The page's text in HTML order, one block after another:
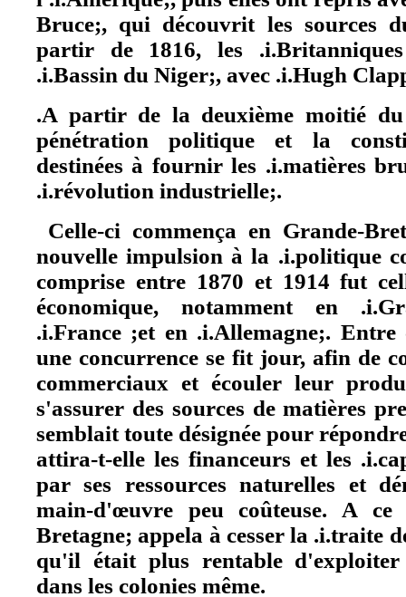
Bruce;, qui découvrit les sources
partir de 1816, les
.i.Bassin du Niger;, avec .i.Hugh
.A partir de la deuxième moitié
pénétration politique et la
destinées à fournir les .i.matières
.i.révolution industrielle;.
Celle-ci commença en Grande-
nouvelle impulsion à la .i.politique
comprise entre 1870 et 1914 fut
économique, notamment en
.i.France ;et en .i.Allemagne;. Entre
une concurrence se fit jour, afin de
commerciaux et écouler leur
s'assurer des sources de matières
semblait toute désignée pour
attira-t-elle les financeurs et les
par ses ressources naturelles et
main-d'œuvre peu coûteuse. A
Bretagne; appela à cesser la .i.traite
qu'il était plus rentable
dans les colonies même.